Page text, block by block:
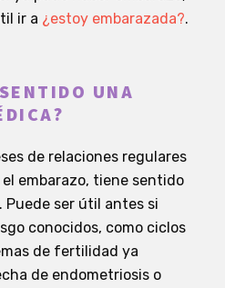
ir a ¿estoy embarazada?.
UNA
de relaciones regulares
embarazo, tiene sentido
Puede ser útil antes si
conocidos, como ciclos
de fertilidad ya
de endometriosis o